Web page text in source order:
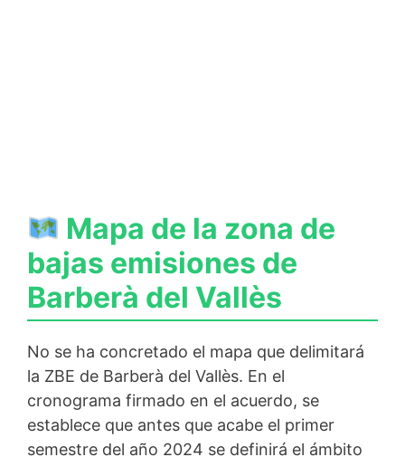
Mapa de la zona de
bajas emisiones de
Barberà del Vallès
No se ha concretado el mapa que delimitará
la ZBE de Barberà del Vallès. En el
cronograma firmado en el acuerdo, se
establece que antes que acabe el primer
semestre del año 2024 se definirá el ámbito